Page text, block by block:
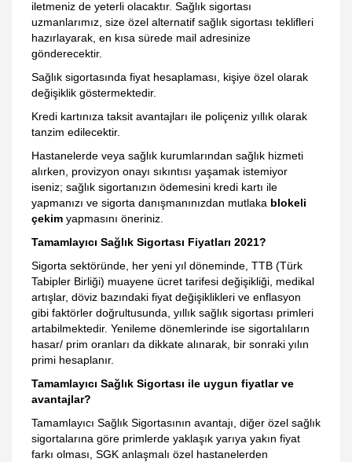
iletmeniz de yeterli olacaktır. Sağlık sigortası
uzmanlarımız, size özel alternatif sağlık sigortası teklifleri
hazırlayarak, en kısa sürede mail adresinize
gönderecektir.
Sağlık sigortasında fiyat hesaplaması, kişiye özel olarak
değişiklik göstermektedir.
Kredi kartınıza taksit avantajları ile poliçeniz yıllık olarak
tanzim edilecektir.
Hastanelerde veya sağlık kurumlarından sağlık hizmeti
alırken, provizyon onayı sıkıntısı yaşamak istemiyor
iseniz; sağlık sigortanızın ödemesini kredi kartı ile
yapmanızı ve sigorta danışmanınızdan mutlaka blokeli
çekim yapmasını öneriniz.
Tamamlayıcı Sağlık Sigortası Fiyatları 2021?
Sigorta sektöründe, her yeni yıl döneminde, TTB (Türk
Tabipler Birliği) muayene ücret tarifesi değişikliği, medikal
artışlar, döviz bazındaki fiyat değişiklikleri ve enflasyon
gibi faktörler doğrultusunda, yıllık sağlık sigortası primleri
artabilmektedir. Yenileme dönemlerinde ise sigortalıların
hasar/ prim oranları da dikkate alınarak, bir sonraki yılın
primi hesaplanır.
Tamamlayıcı Sağlık Sigortası ile uygun fiyatlar ve
avantajlar?
Tamamlayıcı Sağlık Sigortasının avantajı, diğer özel sağlık
sigortalarına göre primlerde yaklaşık yarıya yakın fiyat
farkı olması, SGK anlaşmalı özel hastanelerden